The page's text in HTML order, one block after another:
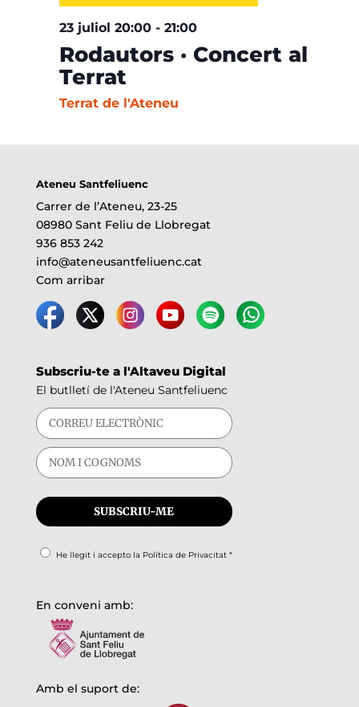
23 juliol 20:00- 21:00
Rodautors · Concert al
Terrat
Terrat de l'Ateneu
Ateneu Santfeliuenc
Carrer de l’Ateneu, 23-25
08980 Sant Feliu de Llobregat
936 853 242
info@ateneusantfeliuenc.cat
Com arribar
Subscriu-te a l'Altaveu Digital
El butlletí de l'Ateneu Santfeliuenc
He llegit i accepto la Política de Privacitat*
En conveni amb:
Amb el suport de: